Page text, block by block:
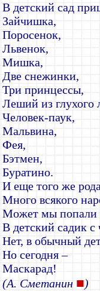
В детский сад
Зайчишка,
Поросенок,
Львенок,
Мишка,
Две снежинки,
Три принцессы,
Леший из глухого
Человек-паук,
Мальвина,
Фея,
Бэтмен,
Буратино.
И еще того же
Много всякого
Может мы попали
В детский садик с
Нет, в обычный
Но сегодня –
Маскарад!
(А. Сметанин ■)